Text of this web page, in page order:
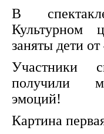
В
Культурном
заняты дети от
Участники
получили
эмоций!
Картина